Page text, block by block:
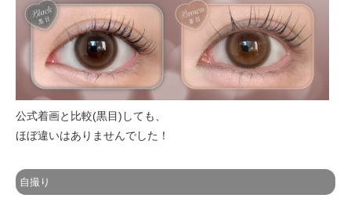
公式着画と比較(黒目)しても、
ほぼ違いはありませんでした！
自撮り